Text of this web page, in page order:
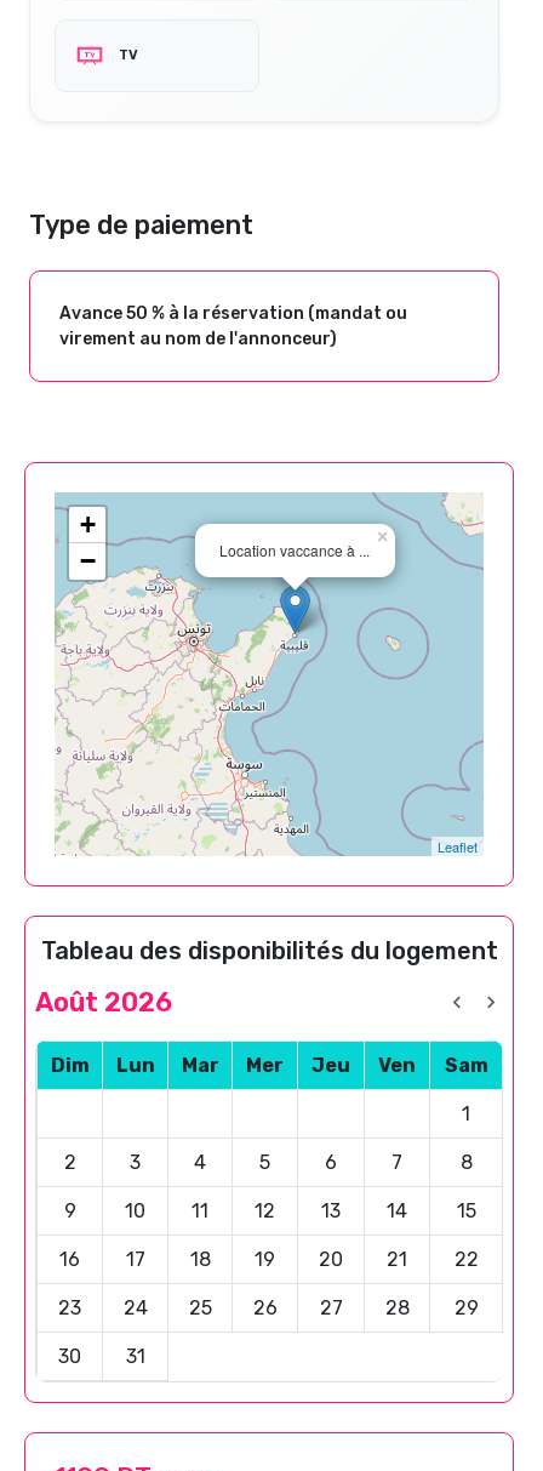
TV
Type de paiement
Avance 50 % à la réservation (mandat ou
virement au nom de l'annonceur)
Location vaccance à ...
×
+
−
Leaflet
Tableau des disponibilités du logement
Août 2026
Dim Lun Mar Mer Jeu Ven Sam
1
2 3 4 5 6 7 8
9 10 11 12 13 14 15
16 17 18 19 20 21 22
23 24 25 26 27 28 29
30 31